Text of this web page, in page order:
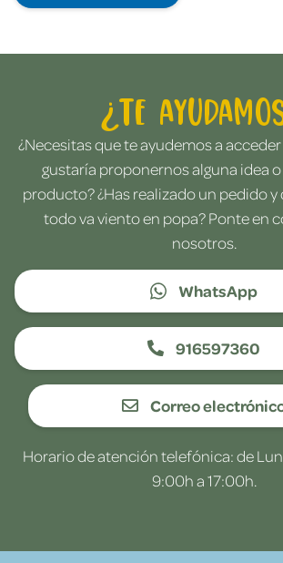
¿Te
¿Necesitas que te ayudemos a acceder
gustaría proponernos alguna idea
producto? ¿Has realizado un pedido y
todo va viento en popa? Ponte en
nosotros.
WhatsApp
916597360
Correo
Horario de atención telefónica: de
9:00h a 17:00h.